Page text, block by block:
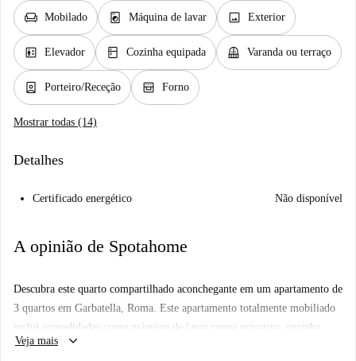
chair Mobilado local_laundry_service Máquina de lavar image Exterior
elevator Elevador kitchen Cozinha equipada balcony Varanda ou terraço
person_book Porteiro/Receção oven_gen Forno
Mostrar todas (14)
Detalhes
Certificado energético Não disponível
A opinião de Spotahome
Descubra este quarto compartilhado aconchegante em um apartamento de
3 quartos em Garbatella, Roma. Este apartamento totalmente mobiliado
inclui comodidades como máquina de lavar roupa privativa, cozinha
equipada, varanda e muito mais. É permitido fumar, mas animais de
Veja mais keyboard_arrow_down